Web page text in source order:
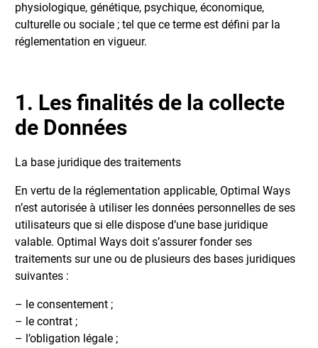
physiologique, génétique, psychique, économique,
culturelle ou sociale ; tel que ce terme est défini par la
réglementation en vigueur.
1. Les finalités de la collecte
de Données
La base juridique des traitements
En vertu de la réglementation applicable, Optimal Ways
n’est autorisée à utiliser les données personnelles de ses
utilisateurs que si elle dispose d’une base juridique
valable. Optimal Ways doit s’assurer fonder ses
traitements sur une ou de plusieurs des bases juridiques
suivantes :
– le consentement ;
– le contrat ;
– l’obligation légale ;